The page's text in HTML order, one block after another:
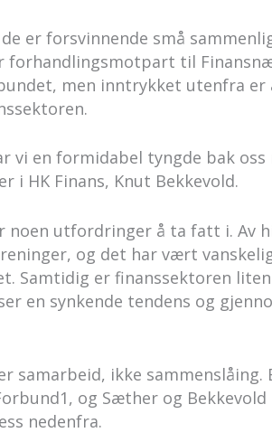
er forsvinnende små
forhandlingsmotpart til
men inntrykket utenfra
vi en formidabel tyngde bak oss
i HK Finans, Knut Bekkevold.
noen utfordringer å ta fatt i. Av
og det har vært
Samtidig er finanssektoren
en synkende tendens og
samarbeid, ikke sammenslåing.
og Sæther og
nedenfra.